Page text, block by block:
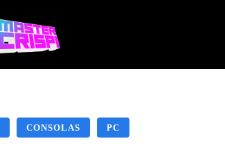
CONSOLAS PC